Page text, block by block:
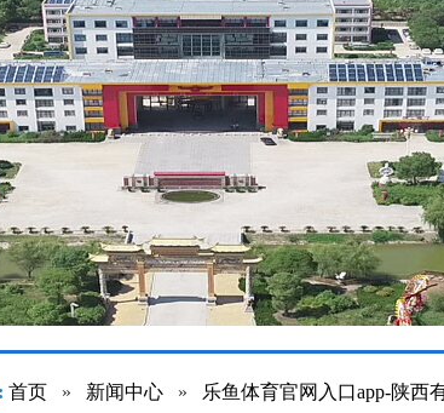
首页» 新闻中心» 乐鱼体育官网入口app-陕西